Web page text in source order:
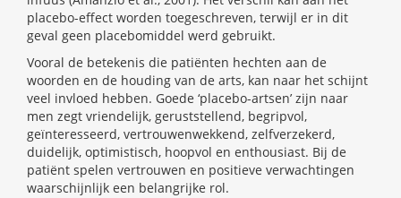
placebo-effect worden toegeschreven, terwijl er in dit
geval geen placebomiddel werd gebruikt.
Vooral de betekenis die patiënten hechten aan de
woorden en de houding van de arts, kan naar het schijnt
veel invloed hebben. Goede ‘placebo-artsen’ zijn naar
men zegt vriendelijk, geruststellend, begripvol,
geïnteresseerd, vertrouwenwekkend, zelfverzekerd,
duidelijk, optimistisch, hoopvol en enthousiast. Bij de
patiënt spelen vertrouwen en positieve verwachtingen
waarschijnlijk een belangrijke rol.